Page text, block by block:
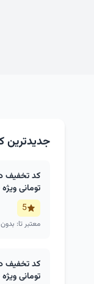
تومانی ویژه
5
معتبر تا:
تومانی